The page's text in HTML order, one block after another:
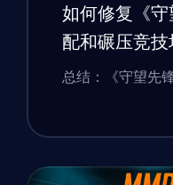
如何修复《
配和碾压竞技
总结：《守望先